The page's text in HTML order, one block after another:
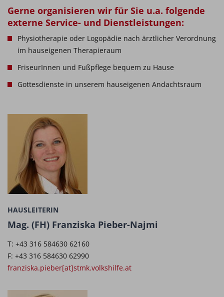
Gerne organisieren wir für Sie u.a. folgende
externe Service- und Dienstleistungen:
Physiotherapie oder Logopädie nach ärztlicher Verordnung
im hauseigenen Therapieraum
FriseurInnen und Fußpflege bequem zu Hause
Gottesdienste in unserem hauseigenen Andachtsraum
HAUSLEITERIN
Mag. (FH) Franziska Pieber-Najmi
T: +43 316 584630 62160
F: +43 316 584630 62990
franziska.pieber[at]stmk.volkshilfe.at